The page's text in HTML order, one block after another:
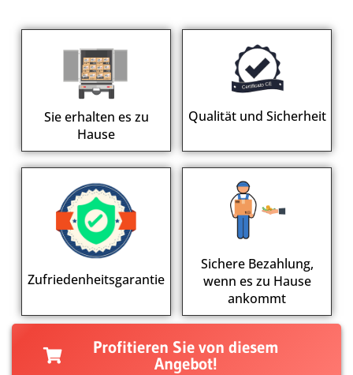
Sie erhalten es zu
Hause
Qualität und Sicherheit
Zufriedenheitsgarantie
Sichere Bezahlung,
wenn es zu Hause
ankommt
Profitieren Sie von diesem
Angebot!